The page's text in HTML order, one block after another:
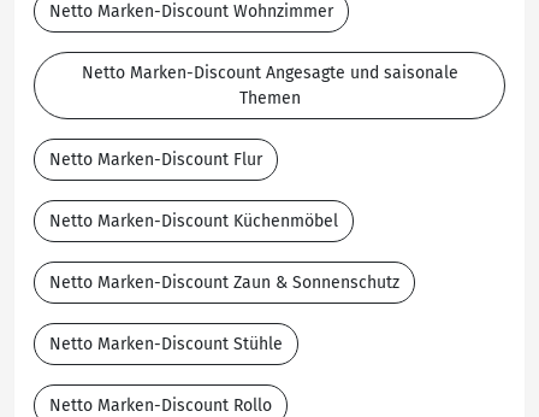
Netto Marken-Discount Wohnzimmer
Netto Marken-Discount Angesagte und saisonale
Themen
Netto Marken-Discount Flur
Netto Marken-Discount Küchenmöbel
Netto Marken-Discount Zaun & Sonnenschutz
Netto Marken-Discount Stühle
Netto Marken-Discount Rollo